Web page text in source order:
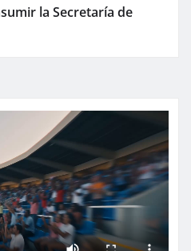
la Secretaría de